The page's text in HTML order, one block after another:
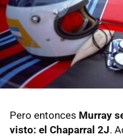
Pero entonces Murray
visto: el Chaparral 2J.